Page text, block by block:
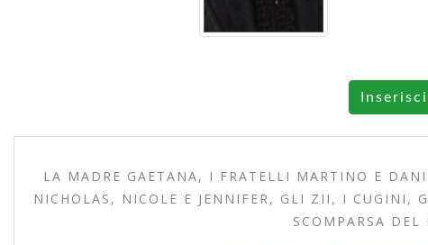
LA MADRE GAETANA, I FRATELLI MARTINO E
NICHOLAS, NICOLE E JENNIFER, GLI ZII, I CUGINI,
SCOMPARSA DEL